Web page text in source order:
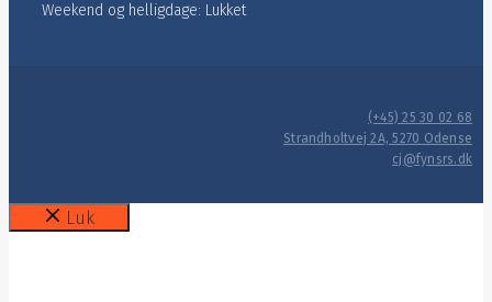
Weekend og helligdage: Lukket
(+45) 25 30 02 68
Strandholtvej 2A, 5270 Odense
cj@fynsrs.dk
Luk